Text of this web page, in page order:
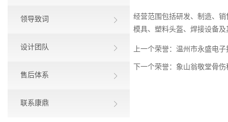
领导致词
设计团队
售后体系
联系康鼎
经营范围包括研发、制造、
模具、塑料头盔、焊接设备
上一个荣誉： 温州市永盛电
下一个荣誉： 象山翁敬堂骨伤